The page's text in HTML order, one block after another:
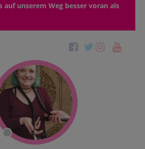
auf unserem Weg besser voran als